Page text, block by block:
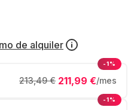
de alquiler
211,99 €/mes
213,49 €
-1%
-1%